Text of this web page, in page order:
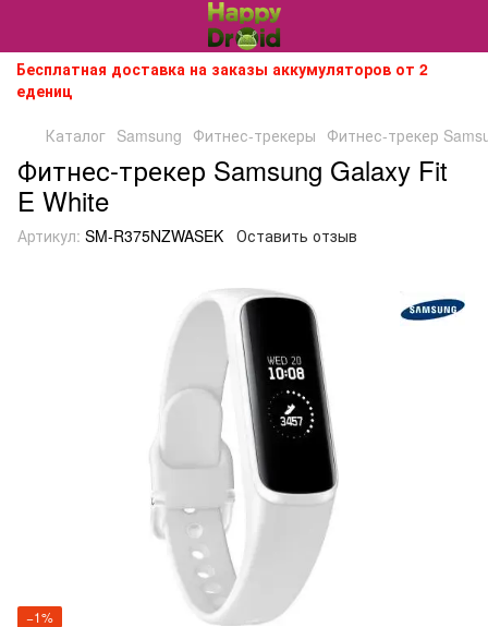
Бесплатная доставка на заказы аккумуляторов от 2
едениц
Каталог Samsung Фитнес-трекеры Фитнес-трекер
Фитнес-трекер Samsung Galaxy Fit
E White
Артикул: SM-R375NZWASEK Оставить отзыв
−1%